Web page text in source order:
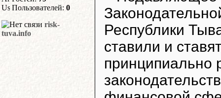
Пользователей: 0
risk-
tuva.info
Республики
ставили и
принципиально